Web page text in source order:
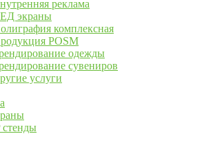
реклама
экраны
комплексная
POSM
одежды
сувениров
услуги